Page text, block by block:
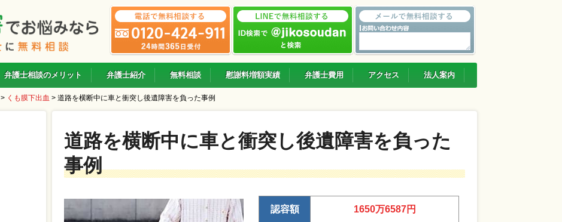
弁護士相談のメリット 弁護士紹介 無料相談 慰謝料増額実績 弁護士費用 アクセス 法人案内
> くも膜下出血 > 道路を横断中に車と衝突し後遺障害を負った事例
道路を横断中に車と衝突し後遺障害を負った
事例
認容額 1650万6587円